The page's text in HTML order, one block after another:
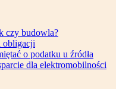
czy budowla?
obligacji
o podatku u źródła
dla elektromobilności